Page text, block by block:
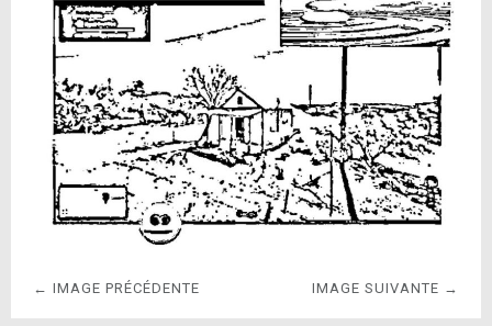
← IMAGE PRÉCÉDENTE IMAGE SUIVANTE →